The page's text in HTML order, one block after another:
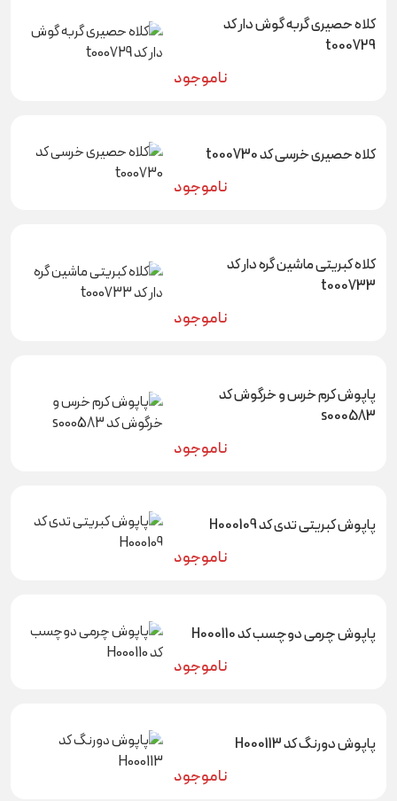
کلاه حصیری گربه گوش دار کد
t000729
ناموجود
کلاه حصیری خرسی کد t000730
ناموجود
کلاه کبریتی ماشین گره دار کد
t000733
ناموجود
پاپوش کرم خرس و خرگوش کد
s000583
ناموجود
پاپوش کبریتی تدی کد H000109
ناموجود
پاپوش چرمی دوچسب کد H000110
ناموجود
پاپوش دورنگ کد H000113
ناموجود